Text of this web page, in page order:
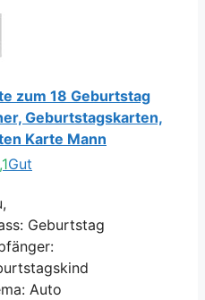
zum 18 Geburtstag
Geburtstagskarten,
Karte Mann
Gut
Geburtstag
Auto